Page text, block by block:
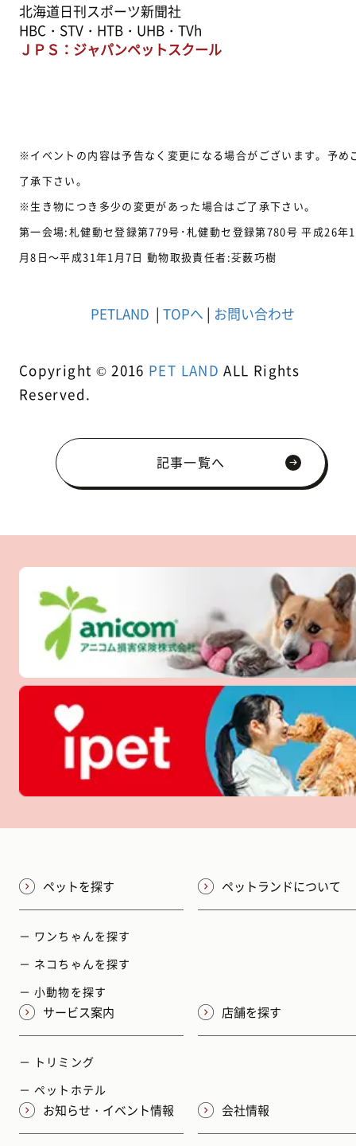
北海道日刊スポーツ新聞社
HBC・STV・HTB・UHB・TVh
ＪＰＳ：ジャパンペットスクール
※イベントの内容は予告なく変更になる場合がございます。予め
了承下さい。
※生き物につき多少の変更があった場合はご了承下さい。
第一会場:札健動セ登録第779号･札健動セ登録第780号 平成26年1
月8日～平成31年1月7日 動物取扱責任者:芟薮巧樹
PETLAND | TOPへ | お問い合わせ
Copyright © 2016 PET LAND ALL Rights
Reserved.
記事一覧へ
ペットを探す
－ ワンちゃんを探す
－ ネコちゃんを探す
－ 小動物を探す
ペットランドについて
サービス案内
－ トリミング
－ ペットホテル
店舗を探す
お知らせ・イベント情報 会社情報